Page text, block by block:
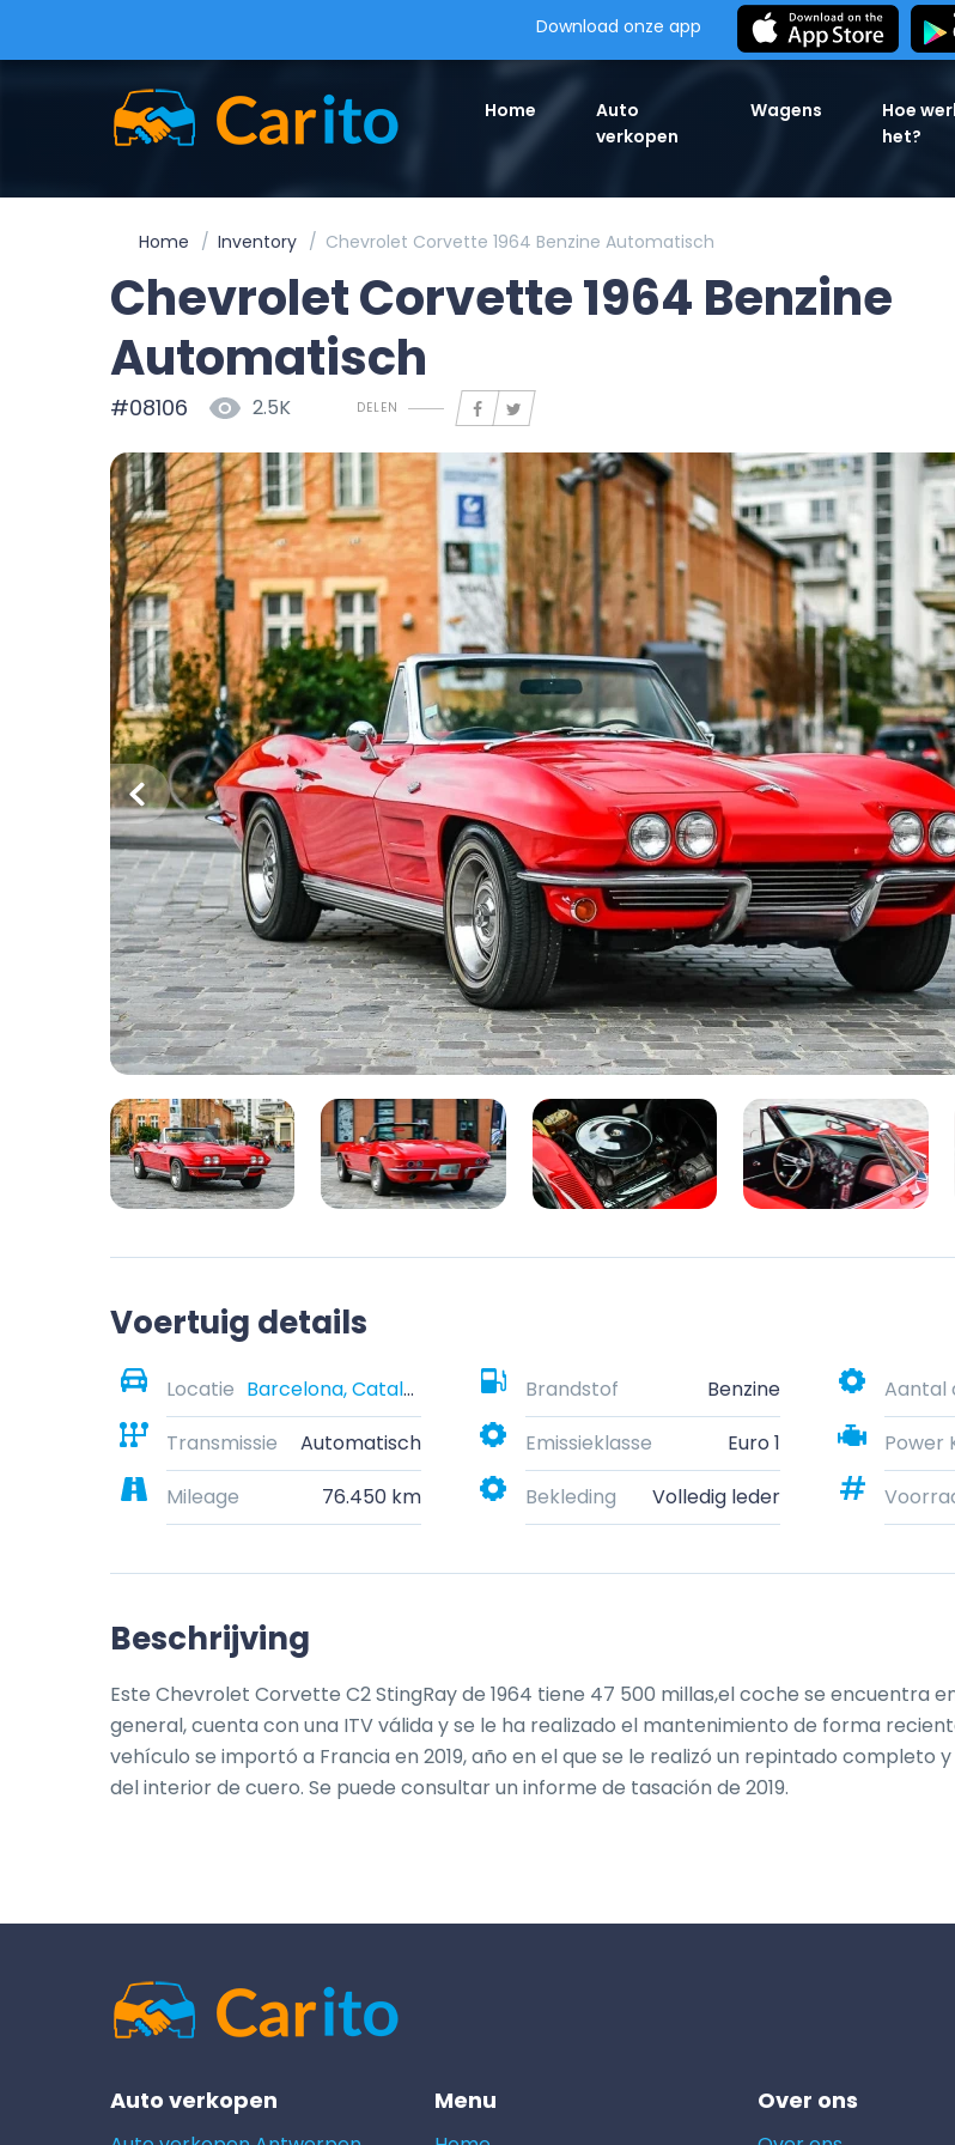
Download onze app
Home
Auto
verkopen
Wagens
Hoe
het?
Home Inventory Chevrolet Corvette 1964 Benzine Automatisch
Chevrolet Corvette 1964 Benzine
Automatisch
#08106 2.5K DELEN
Voertuig details
Locatie Barcelona, Catalonia, Spain Brandstof Benzine Aantal
Transmissie
Automatisch Emissieklasse Euro 1 Power
Mileage
76.450 km Bekleding Volledig leder
Beschrijving
Este Chevrolet Corvette C2 StingRay de 1964 tiene 47 500 millas,el coche se encuentra
general, cuenta con una ITV válida y se le ha realizado el mantenimiento de forma
vehículo se importó a Francia en 2019, año en el que se le realizó un repintado completo
del interior de cuero. Se puede consultar un informe de tasación de 2019.
Auto verkopen Menu Over ons